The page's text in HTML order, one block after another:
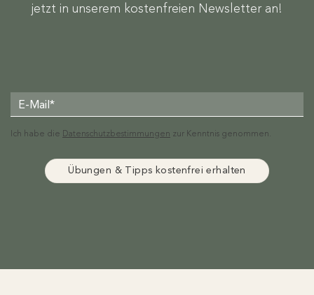
jetzt in unserem kostenfreien Newsletter an!
Ich habe die Datenschutzbestimmungen zur Kenntnis genommen.